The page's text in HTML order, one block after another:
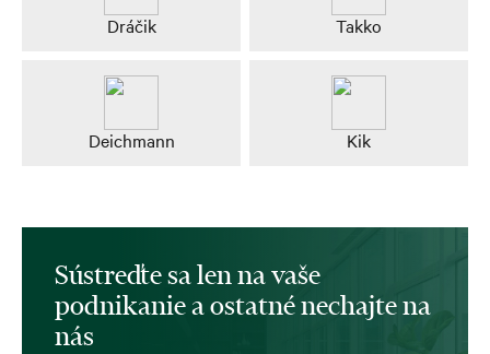
Dráčik Takko
Deichmann Kik
Sústreďte sa len na vaše
podnikanie a ostatné nechajte na
nás